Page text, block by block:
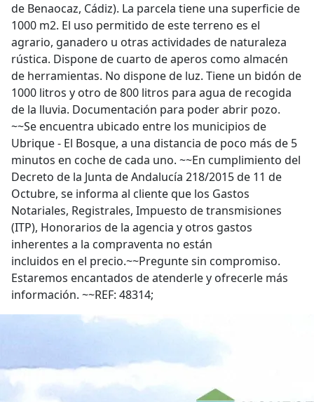
de Benaocaz, Cádiz). La parcela tiene una superficie de
1000 m2. El uso permitido de este terreno es el
agrario, ganadero u otras actividades de naturaleza
rústica. Dispone de cuarto de aperos como almacén
de herramientas. No dispone de luz. Tiene un bidón de
1000 litros y otro de 800 litros para agua de recogida
de la lluvia. Documentación para poder abrir pozo.
~~Se encuentra ubicado entre los municipios de
Ubrique - El Bosque, a una distancia de poco más de 5
minutos en coche de cada uno. ~~En cumplimiento del
Decreto de la Junta de Andalucía 218/2015 de 11 de
Octubre, se informa al cliente que los Gastos
Notariales, Registrales, Impuesto de transmisiones
(ITP), Honorarios de la agencia y otros gastos
inherentes a la compraventa no están
incluidos en el precio.~~Pregunte sin compromiso.
Estaremos encantados de atenderle y ofrecerle más
información. ~~REF: 48314;